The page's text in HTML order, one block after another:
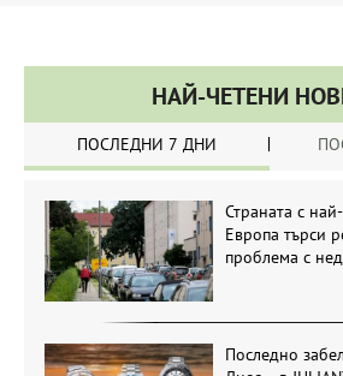
НАЙ-ЧЕТЕНИ
ПОСЛЕДНИ 7 ДНИ
Страната с
Европа търси
проблема с
Последно